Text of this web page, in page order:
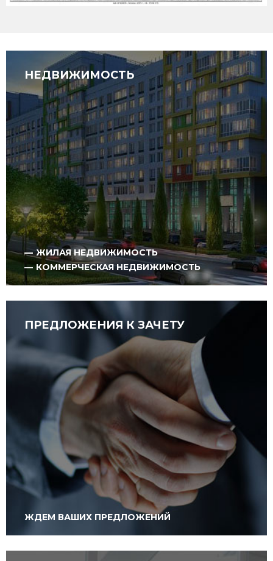
НЕДВИЖИМОСТЬ
ЖИЛАЯ НЕДВИЖИМОСТЬ
КОММЕРЧЕСКАЯ НЕДВИЖИМОСТЬ
ПРЕДЛОЖЕНИЯ К ЗАЧЕТУ
ЖДЕМ ВАШИХ ПРЕДЛОЖЕНИЙ